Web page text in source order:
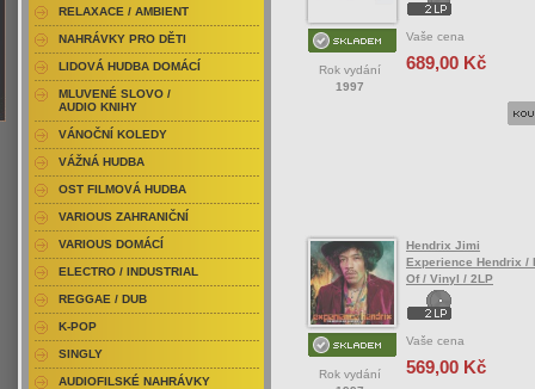
Rok vydání
1997
Vaše cena
689,00 Kč
Rok vydání
Hendrix Jimi
Experience Hendrix /
Of / Vinyl / 2LP
Vaše cena
569,00 Kč
RELAXACE / AMBIENT
NAHRÁVKY PRO DĚTI
LIDOVÁ HUDBA DOMÁCÍ
MLUVENÉ SLOVO /
AUDIO KNIHY
VÁNOČNÍ KOLEDY
VÁŽNÁ HUDBA
OST FILMOVÁ HUDBA
VARIOUS ZAHRANIČNÍ
VARIOUS DOMÁCÍ
ELECTRO / INDUSTRIAL
REGGAE / DUB
K-POP
SINGLY
AUDIOFILSKÉ NAHRÁVKY